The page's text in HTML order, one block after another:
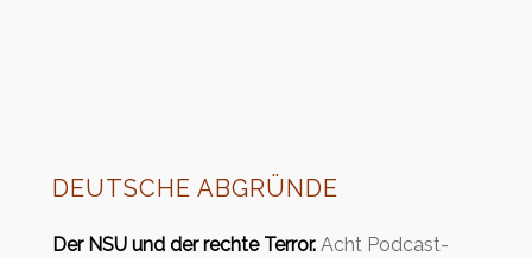
DEUTSCHE ABGRÜNDE
Der NSU und der rechte Terror.Acht Podcast-